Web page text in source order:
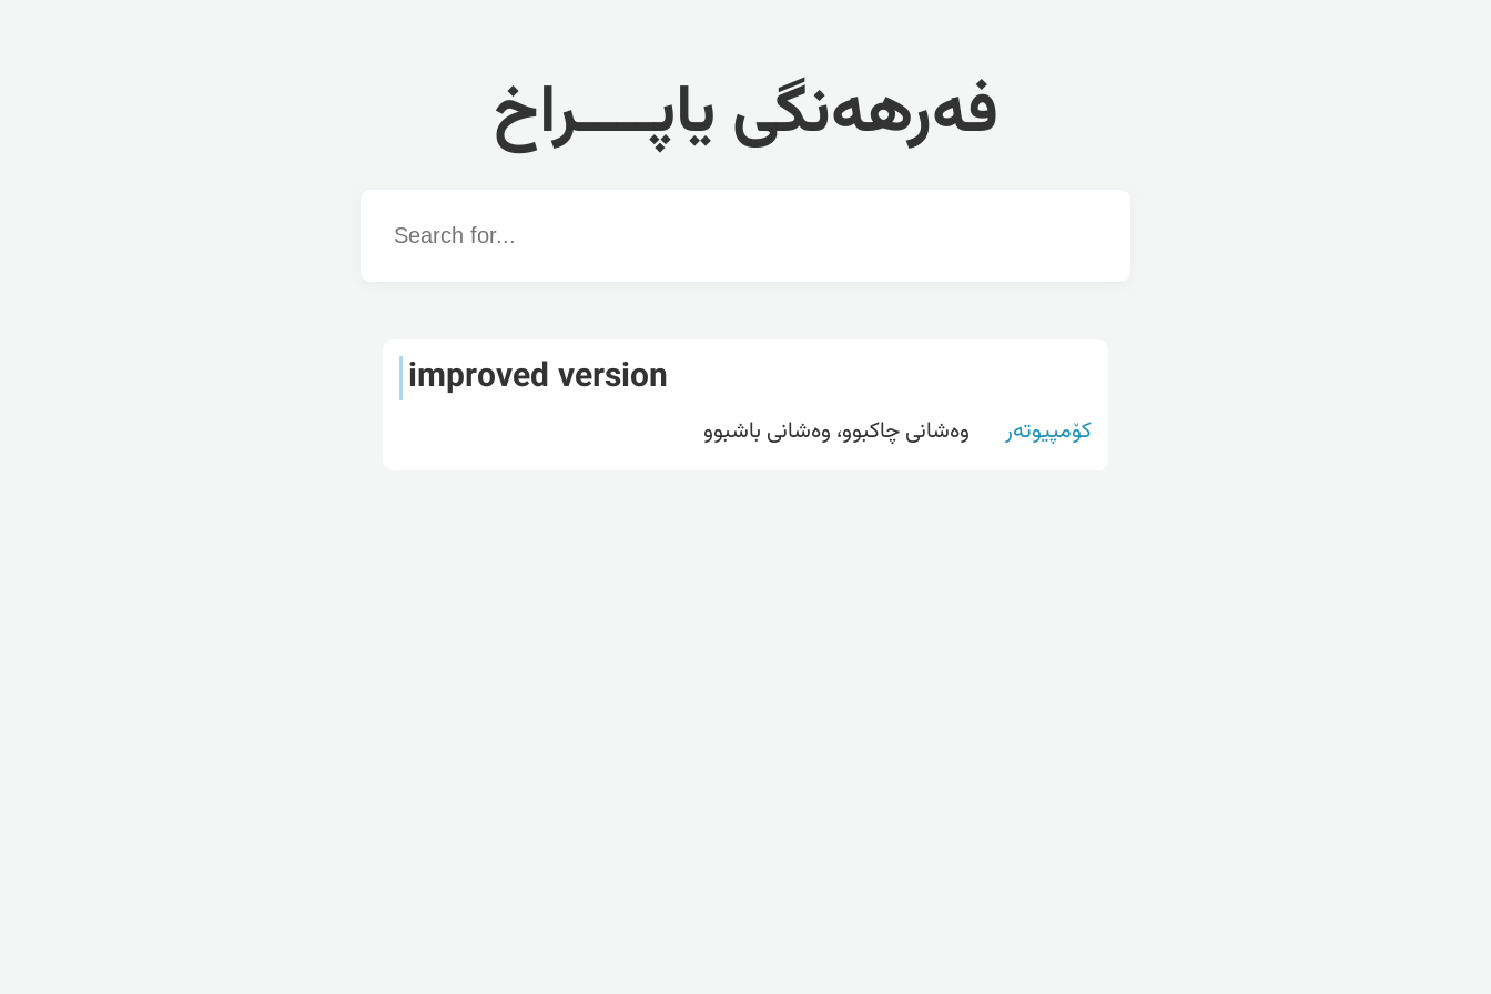
فەرهەنگی یاپــــراخ
Word
improved version
کۆمپیوتەر وه‌شانی چاکبوو، وه‌شانی باشبوو